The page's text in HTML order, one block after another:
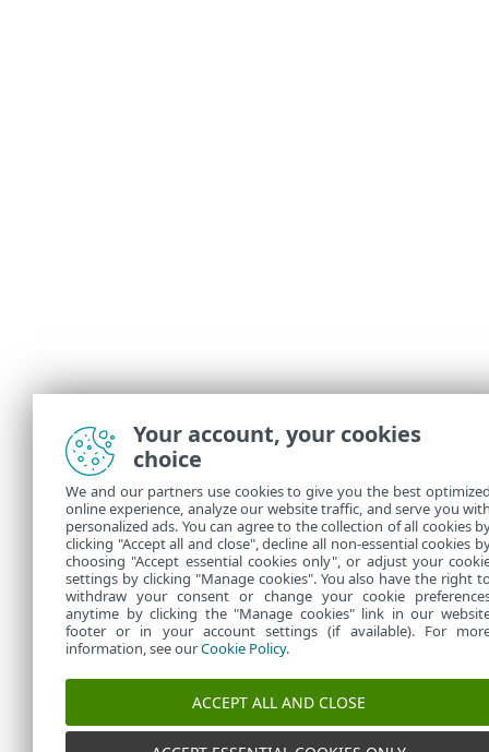
Your account, your cookies
choice
We and our partners use cookies to give you the best
online experience, analyze our website traffic, and serve you
personalized ads. You can agree to the collection of all cookies
clicking "Accept all and close", decline all non-essential cookies
choosing "Accept essential cookies only", or adjust your
settings by clicking "Manage cookies". You also have the right
withdraw your consent or change your cookie
anytime by clicking the "Manage cookies" link in our
footer or in your account settings (if available). For
information, see ourCookie Policy.
ACCEPT ALL AND CLOSE